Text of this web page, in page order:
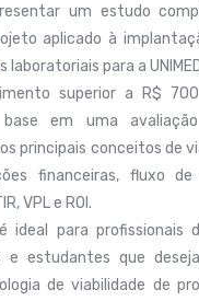
um estudo
aplicado à
para a
superior a R$
em uma
principais conceitos de
financeiras, fluxo
VPL e ROI.
ideal para profissionais
e estudantes que
de viabilidade de